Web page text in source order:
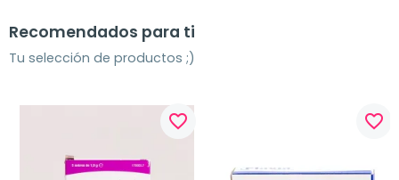
Recomendados para ti
Tu selección de productos ;)
favorite_border favorite_border